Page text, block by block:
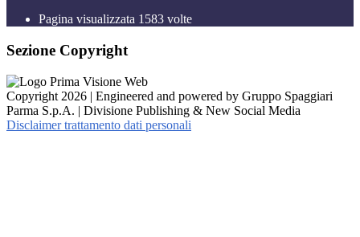
Pagina visualizzata 1583 volte
Sezione Copyright
Copyright 2026 | Engineered and powered by Gruppo Spaggiari
Parma S.p.A. | Divisione Publishing & New Social Media
Disclaimer trattamento dati personali